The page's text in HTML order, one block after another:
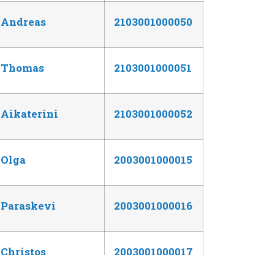
Andreas 2103001000050
Thomas 2103001000051
Aikaterini 2103001000052
Olga 2003001000015
Paraskevi 2003001000016
Christos 2003001000017